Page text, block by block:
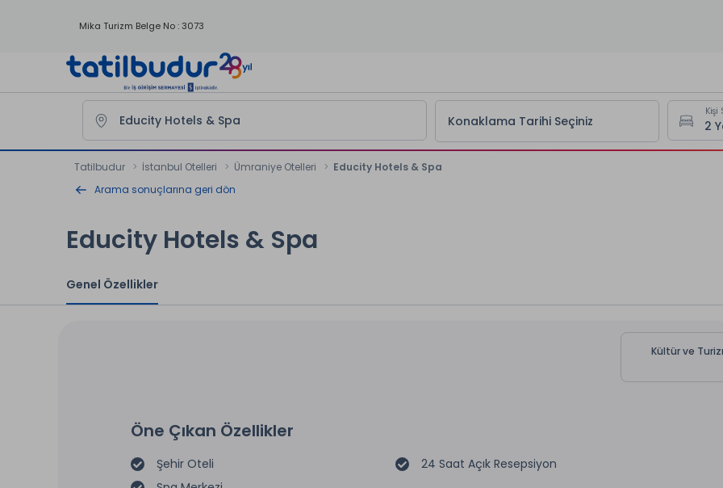
Mika Turizm Belge No : 3073
Konaklama Tarihi Seçiniz
Kişi
Tatilbudur İstanbul Otelleri Ümraniye Otelleri
Educity Hotels & Spa
Arama sonuçlarına geri dön
Educity Hotels & Spa
Genel Özellikler
Kültür ve
Öne Çıkan Özellikler
Şehir Oteli
24 Saat Açık Resepsiyon